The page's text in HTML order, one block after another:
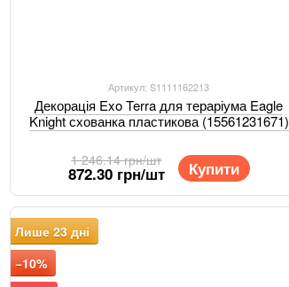
Артикул: S1111162213
Декорація Exo Terra для тераріума Eagle
Knight схованка пластикова (15561231671)
1 246.14 грн/шт
872.30 грн/шт Купити
Лише 23 дні
−10%